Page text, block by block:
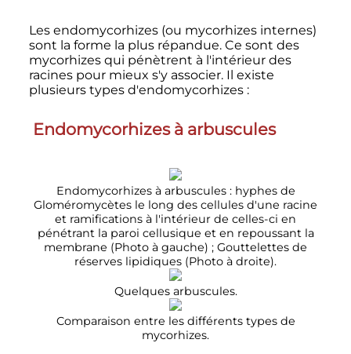
Les endomycorhizes (ou mycorhizes internes)
sont la forme la plus répandue. Ce sont des
mycorhizes qui pénètrent à l'intérieur des
racines pour mieux s'y associer. Il existe
plusieurs types d'endomycorhizes :
Endomycorhizes à arbuscules
Endomycorhizes à arbuscules : hyphes de
Gloméromycètes le long des cellules d'une racine
et ramifications à l'intérieur de celles-ci en
pénétrant la paroi cellusique et en repoussant la
membrane (Photo à gauche) ; Gouttelettes de
réserves lipidiques (Photo à droite).
Quelques arbuscules.
Comparaison entre les différents types de
mycorhizes.